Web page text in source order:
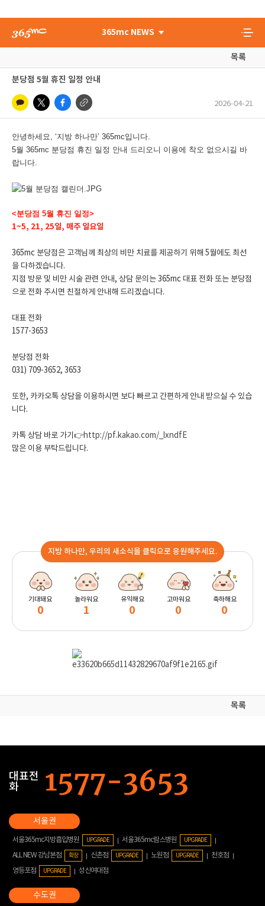
365mc NEWS
목록
분당점 5월 휴진 일정 안내
2026-04-21
안녕하세요, ‘지방 하나만’ 365mc입니다.
5월 365mc 분당점 휴진 일정 안내 드리오니 이용에 착오 없으시길 바
랍니다.
<분당점 5월 휴진 일정>
1~5, 21, 25일, 매주 일요일
365mc 분당점은 고객님께 최상의 비만 치료를 제공하기 위해 5월에도 최선
을 다하겠습니다.
지점 방문 및 비만 시술 관련 안내, 상담 문의는 365mc 대표 전화 또는 분당점
으로 전화 주시면 친절하게 안내해 드리겠습니다.
대표 전화
1577-3653
분당점 전화
031) 709-3652, 3653
또한, 카카오톡 상담을 이용하시면 보다 빠르고 간편하게 안내 받으실 수 있습
니다.
카톡 상담 바로 가기👉http://pf.kakao.com/_lxndfE
많은 이용 부탁드립니다.
지방 하나만, 우리의 새소식을 클릭으로 응원해주세요.
기대돼요
0
놀라워요
1
유익해요
0
고마워요
0
축하해요
0
목록
대표전
화
서울365mc지방흡입병원 UPGRADE 서울365mc람스병원 UPGRADE
ALL NEW 강남본점 확장 신촌점 UPGRADE 노원점 UPGRADE
천호점
영등포점
UPGRADE 성신여대점